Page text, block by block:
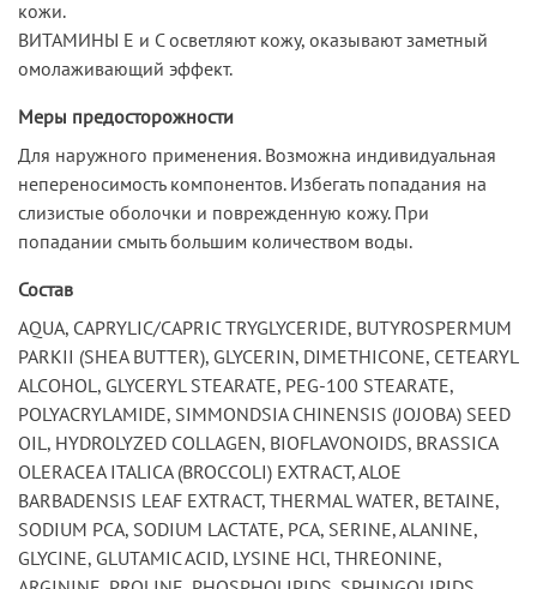
кожи.
ВИТАМИНЫ Е и С осветляют кожу, оказывают заметный
омолаживающий эффект.
Меры предосторожности
Для наружного применения. Возможна индивидуальная
непереносимость компонентов. Избегать попадания на
слизистые оболочки и поврежденную кожу. При
попадании смыть большим количеством воды.
Состав
AQUA, CAPRYLIC/CAPRIC TRYGLYCERIDE, BUTYROSPERMUM
PARKII (SHEA BUTTER), GLYCERIN, DIMETHICONE, CETEARYL
ALCOHOL, GLYCERYL STEARATE, PEG-100 STEARATE,
POLYACRYLAMIDE, SIMMONDSIA CHINENSIS (JOJOBA) SEED
OIL, HYDROLYZED COLLAGEN, BIOFLAVONOIDS, BRASSICA
OLERACEA ITALICA (BROCCOLI) EXTRACT, ALOE
BARBADENSIS LEAF EXTRACT, THERMAL WATER, BETAINE,
SODIUM PCA, SODIUM LACTATE, PCA, SERINE, ALANINE,
GLYCINE, GLUTAMIC ACID, LYSINE HCl, THREONINE,